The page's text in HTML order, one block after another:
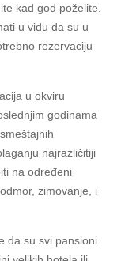
kad god poželite.
u vidu da su u
rezervaciju
u okviru
godinama
najrazličitiji
na određeni
zimovanje, i
da su svi pansioni